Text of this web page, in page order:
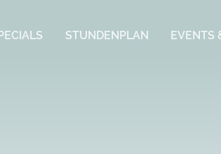
STUNDENPLAN EVENTS